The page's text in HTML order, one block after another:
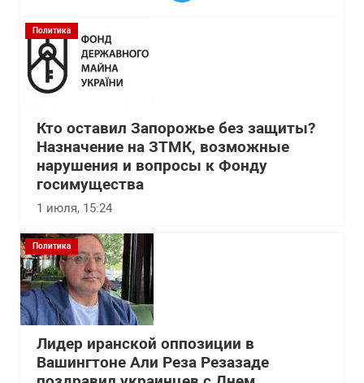
Политика
Кто оставил Запорожье без защиты?
Назначение на ЗТМК, возможные
нарушения и вопросы к Фонду
госимущества
1 июля, 15:24
Политика
Лидер иранской оппозиции в
Вашингтоне Али Реза Резазаде